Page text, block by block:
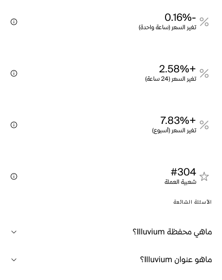
-0.16%
تغير السعر (ساعة واحدة)
+2.58%
تغير السعر (24 ساعة)
+7.83%
تغير السعر (أسبوع)
#304
شعبية العملة
الأسئلة الشائعة
ماهي محفظة Illuvium؟
ماهو عنوان Illuvium؟